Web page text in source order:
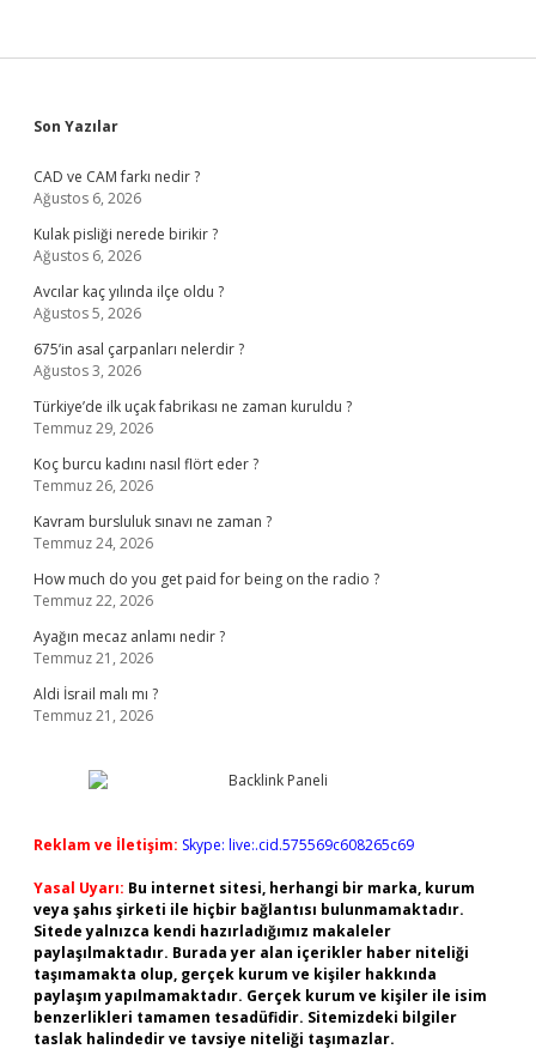
Sidebar
Son Yazılar
CAD ve CAM farkı nedir ?
Ağustos 6, 2026
Kulak pisliği nerede birikir ?
Ağustos 6, 2026
Avcılar kaç yılında ilçe oldu ?
Ağustos 5, 2026
675’in asal çarpanları nelerdir ?
Ağustos 3, 2026
Türkiye’de ilk uçak fabrikası ne zaman kuruldu ?
Temmuz 29, 2026
Koç burcu kadını nasıl flört eder ?
Temmuz 26, 2026
Kavram bursluluk sınavı ne zaman ?
Temmuz 24, 2026
How much do you get paid for being on the radio ?
Temmuz 22, 2026
Ayağın mecaz anlamı nedir ?
Temmuz 21, 2026
Aldi İsrail malı mı ?
Temmuz 21, 2026
Reklam ve İletişim: Skype: live:.cid.575569c608265c69
Yasal Uyarı: Bu internet sitesi, herhangi bir marka, kurum
veya şahıs şirketi ile hiçbir bağlantısı bulunmamaktadır.
Sitede yalnızca kendi hazırladığımız makaleler
paylaşılmaktadır. Burada yer alan içerikler haber niteliği
taşımamakta olup, gerçek kurum ve kişiler hakkında
paylaşım yapılmamaktadır. Gerçek kurum ve kişiler ile isim
benzerlikleri tamamen tesadüfidir. Sitemizdeki bilgiler
taslak halindedir ve tavsiye niteliği taşımazlar.